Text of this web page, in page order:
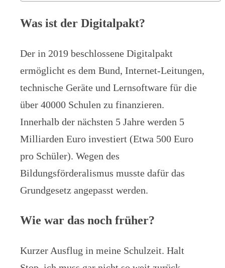
Was ist der Digitalpakt?
Der in 2019 beschlossene Digitalpakt
ermöglicht es dem Bund, Internet-Leitungen,
technische Geräte und Lernsoftware für die
über 40000 Schulen zu finanzieren.
Innerhalb der nächsten 5 Jahre werden 5
Milliarden Euro investiert (Etwa 500 Euro
pro Schüler). Wegen des
Bildungsförderalismus musste dafür das
Grundgesetz angepasst werden.
Wie war das noch früher?
Kurzer Ausflug in meine Schulzeit. Halt